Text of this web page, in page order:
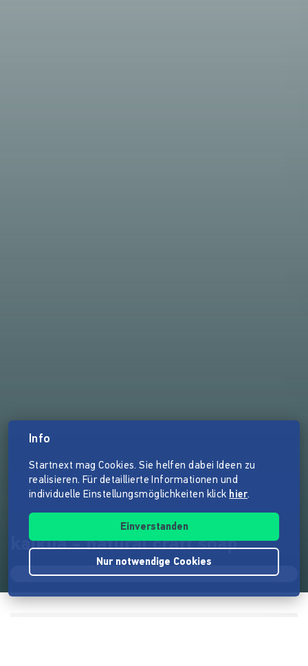
kaikua - natural craft soap
Info
Startnext mag Cookies. Sie helfen dabei Ideen zu
realisieren. Für detaillierte Informationen und
individuelle Einstellungsmöglichkeiten klick hier.
Einverstanden
Nur notwendige Cookies